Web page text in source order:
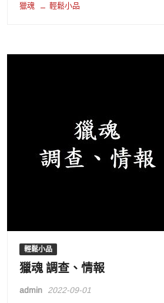
獵魂 輕鬆小品
輕鬆小品
獵魂 調查、情報
admin 2022-09-01